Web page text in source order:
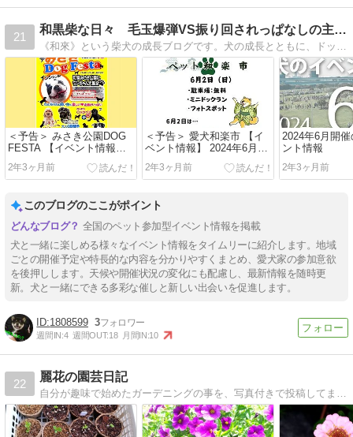
21
和黒柴な日々 毛玉爆弾VS振り回されっぱなしの主との奮闘
《和來》という柴犬の成長ブログです。犬の成長とともに、ドッグカフェやドッグラン、ペット関連の記事なんかもアップしています。画像や動画もアップします！
＜予告＞ みさき公園DOG
FESTA 【イベント情報】
2024年6月16日(日)開催
2年3ヶ月前
＜予告＞ 愛犬和楽市 【イ
ベント情報】 2024年6月2
日(日)開催
2年3ヶ月前
2024年6月開
ント情報
2年3ヶ月前
このブログのここがポイント
全国のペット参加型イベント情報を掲載
犬と一緒に楽しめる様々なイベント情報をタイムリーに紹介します。地域
ごとの開催予定や特長的な内容を分かりやすくまとめ、愛犬家の参加意欲
を後押しします。天候や開催状況の変化にも配慮し、最新情報を随時更
新。犬と一緒にできる多彩な催しと新しい出会いを促進します。
1808599 3
週間IN:4 週間OUT:18 月間IN:10
22
麗花の園芸日記
自分が趣味で始めたガーデニングの事を、写真付きで投稿してます。頑張り過ぎないスタイルで楽しんでいます。何年経っても初心者です。